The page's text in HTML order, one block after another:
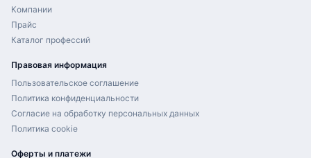
Компании
Прайс
Каталог профессий
Правовая информация
Пользовательское соглашение
Политика конфиденциальности
Согласие на обработку персональных данных
Политика cookie
Оферты и платежи